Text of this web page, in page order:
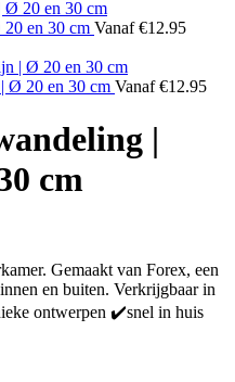
en 30 cm Vanaf €12.95
Ø 20 en 30 cm Vanaf €12.95
|
cm
Gemaakt van Forex, een
en buiten. Verkrijgbaar in
ontwerpen ✔️snel in huis